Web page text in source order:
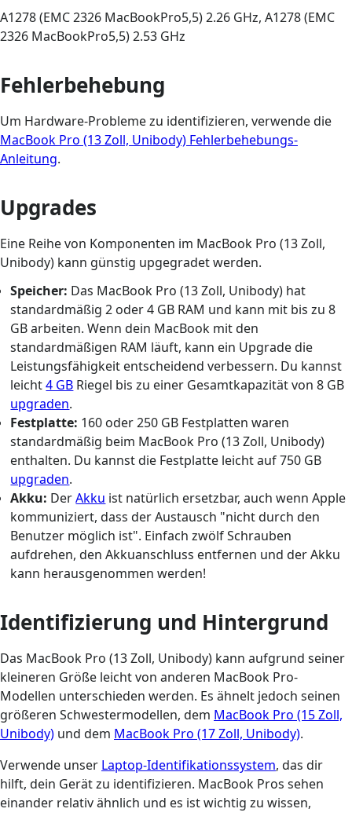
A1278 (EMC 2326 MacBookPro5,5) 2.26 GHz, A1278 (EMC
2326 MacBookPro5,5) 2.53 GHz
Fehlerbehebung
Um Hardware-Probleme zu identifizieren, verwende die
MacBook Pro (13 Zoll, Unibody) Fehlerbehebungs-
Anleitung.
Upgrades
Eine Reihe von Komponenten im MacBook Pro (13 Zoll,
Unibody) kann günstig upgegradet werden.
Speicher: Das MacBook Pro (13 Zoll, Unibody) hat
standardmäßig 2 oder 4 GB RAM und kann mit bis zu 8
GB arbeiten. Wenn dein MacBook mit den
standardmäßigen RAM läuft, kann ein Upgrade die
Leistungsfähigkeit entscheidend verbessern. Du kannst
leicht4 GB Riegel bis zu einer Gesamtkapazität von 8 GB
upgraden.
Festplatte: 160 oder 250 GB Festplatten waren
standardmäßig beim MacBook Pro (13 Zoll, Unibody)
enthalten. Du kannst die Festplatte leicht auf 750 GB
upgraden.
Akku: DerAkku ist natürlich ersetzbar, auch wenn Apple
kommuniziert, dass der Austausch "nicht durch den
Benutzer möglich ist". Einfach zwölf Schrauben
aufdrehen, den Akkuanschluss entfernen und der Akku
kann herausgenommen werden!
Identifizierung und Hintergrund
Das MacBook Pro (13 Zoll, Unibody) kann aufgrund seiner
kleineren Größe leicht von anderen MacBook Pro-
Modellen unterschieden werden. Es ähnelt jedoch seinen
größeren Schwestermodellen, dem MacBook Pro (15 Zoll,
Unibody) und dem MacBook Pro (17 Zoll, Unibody).
Verwende unser Laptop-Identifikationssystem, das dir
hilft, dein Gerät zu identifizieren. MacBook Pros sehen
einander relativ ähnlich und es ist wichtig zu wissen,